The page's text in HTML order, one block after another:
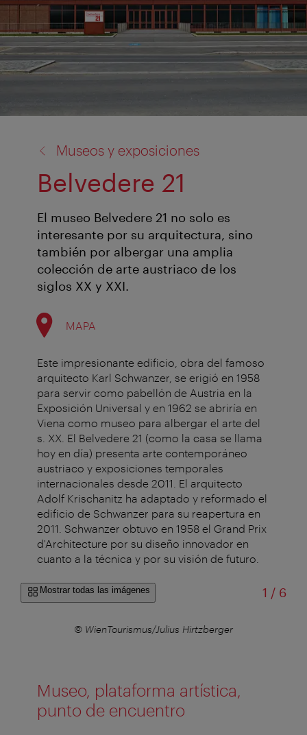
Museos y exposiciones
Belvedere 21
El museo Belvedere 21 no solo es
interesante por su arquitectura, sino
también por albergar una amplia
colección de arte austriaco de los
siglos XX y XXI.
MAPA
Este impresionante edificio, obra del famoso
arquitecto Karl Schwanzer, se erigió en 1958
para servir como pabellón de Austria en la
Exposición Universal y en 1962 se abriría en
Viena como museo para albergar el arte del
s. XX. El Belvedere 21 (como la casa se llama
hoy en día) presenta arte contemporáneo
austriaco y exposiciones temporales
internacionales desde 2011. El arquitecto
Adolf Krischanitz ha adaptado y reformado el
edificio de Schwanzer para su reapertura en
2011. Schwanzer obtuvo en 1958 el Grand Prix
d'Architecture por su diseño innovador en
cuanto a la técnica y por su visión de futuro.
Mostrar todas las imágenes 1 /de
6
© WienTourismus/Julius Hirtzberger
Museo, plataforma artística,
punto de encuentro